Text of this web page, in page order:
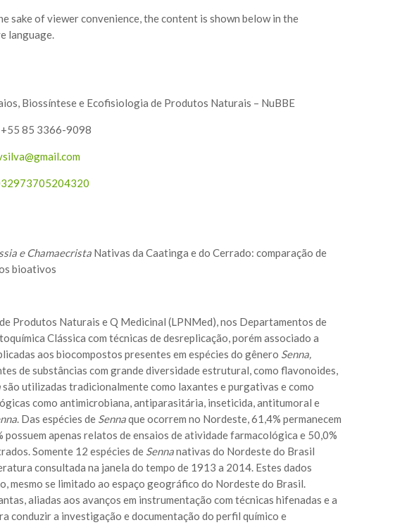
sake of viewer convenience, the content is shown below in the
language.
Biossíntese e Ecofisiologia de Produtos Naturais – NuBBE
85 3366-9098
e Chamaecrista Nativas da Caatinga e do Cerrado: comparação de
bioativos
Produtos Naturais e Q Medicinal (LPNMed), nos Departamentos de
Clássica com técnicas de desreplicação, porém associado a
aos biocompostos presentes em espécies do gênero Senna,
de substâncias com grande diversidade estrutural, como flavonoides,
são utilizadas tradicionalmente como laxantes e purgativas e como
como antimicrobiana, antiparasitária, inseticida, antitumoral e
. Das espécies de Sennaque ocorrem no Nordeste, 61,4% permanecem
apenas relatos de ensaios de atividade farmacológica e 50,0%
Somente 12 espécies de Sennanativas do Nordeste do Brasil
consultada na janela do tempo de 1913 a 2014. Estes dados
mesmo se limitado ao espaço geográfico do Nordeste do Brasil.
aliadas aos avanços em instrumentação com técnicas hifenadas e a
conduzir a investigação e documentação do perfil químico e